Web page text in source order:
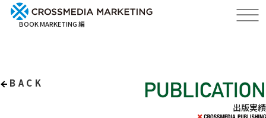
BOOK MARKETING 編
BACK
出版実績